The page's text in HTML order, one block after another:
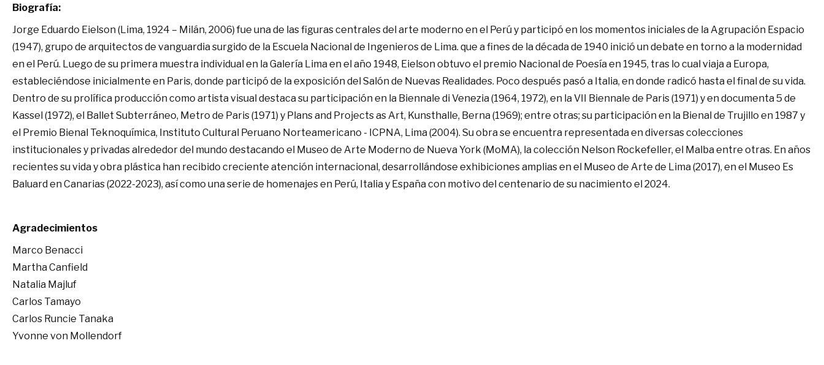
Biografía:
Jorge Eduardo Eielson (Lima, 1924 – Milán, 2006) fue una de las figuras centrales del arte moderno en el Perú y participó en los momentos iniciales de la Agrupación Espacio
(1947), grupo de arquitectos de vanguardia surgido de la Escuela Nacional de Ingenieros de Lima. que a fines de la década de 1940 inició un debate en torno a la modernidad
en el Perú. Luego de su primera muestra individual en la Galería Lima en el año 1948, Eielson obtuvo el premio Nacional de Poesía en 1945, tras lo cual viaja a Europa,
estableciéndose inicialmente en Paris, donde participó de la exposición del Salón de Nuevas Realidades. Poco después pasó a Italia, en donde radicó hasta el final de su vida.
Dentro de su prolífica producción como artista visual destaca su participación en la Biennale di Venezia (1964, 1972), en la VII Biennale de Paris (1971) y en documenta 5 de
Kassel (1972), el Ballet Subterráneo, Metro de Paris (1971) y Plans and Projects as Art, Kunsthalle, Berna (1969); entre otras; su participación en la Bienal de Trujillo en 1987 y
el Premio Bienal Teknoquímica, Instituto Cultural Peruano Norteamericano - ICPNA, Lima (2004). Su obra se encuentra representada en diversas colecciones
institucionales y privadas alrededor del mundo destacando el Museo de Arte Moderno de Nueva York (MoMA), la colección Nelson Rockefeller, el Malba entre otras. En años
recientes su vida y obra plástica han recibido creciente atención internacional, desarrollándose exhibiciones amplias en el Museo de Arte de Lima (2017), en el Museo Es
Baluard en Canarias (2022-2023), así como una serie de homenajes en Perú, Italia y España con motivo del centenario de su nacimiento el 2024.
Agradecimientos
Marco Benacci
Martha Canfield
Natalia Majluf
Carlos Tamayo
Carlos Runcie Tanaka
Yvonne von Mollendorf